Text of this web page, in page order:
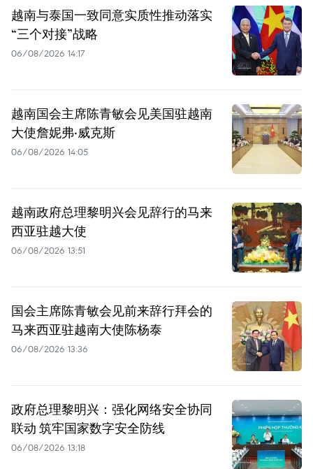
越南与泰国一致同意实质性推动落实
“三个对接”战略
06/08/2026 14:17
越南国会主席陈青敏会见美国驻越南
大使詹妮弗·威克斯
06/08/2026 14:05
越南政府总理黎明兴会见辞行的马来
西亚驻越大使
06/08/2026 13:51
国会主席陈青敏会见前来辞行拜会的
马来西亚驻越南大使陈杨泰
06/08/2026 13:36
政府总理黎明兴：强化网络安全协同
联动 筑牢国家数字安全防线
06/08/2026 13:18